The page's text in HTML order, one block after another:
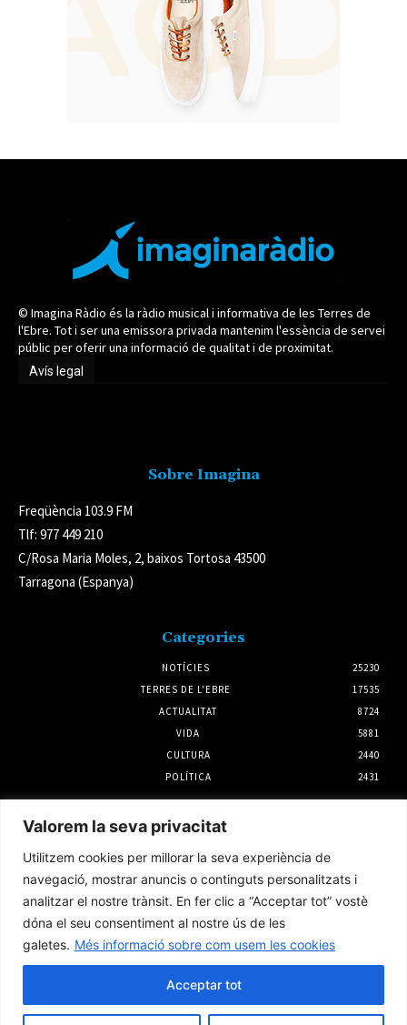
Valorem la seva privacitat
Utilitzem cookies per millorar la seva experiència de
navegació, mostrar anuncis o continguts personalitzats i
analitzar el nostre trànsit. En fer clic a “Acceptar tot” vostè
dóna el seu consentiment al nostre ús de les
galetes. Més informació sobre com usem les cookies
Acceptar tot
© Imagina Ràdio és la ràdio musical i informativa de les Terres de
l'Ebre. Tot i ser una emissora privada mantenim l'essència de servei
públic per oferir una informació de qualitat i de proximitat.
Avís legal
Sobre Imagina
Freqüència 103.9 FM
Tlf: 977 449 210
C/Rosa Maria Moles, 2, baixos Tortosa 43500
Tarragona (Espanya)
Categories
NOTÍCIES
25230
TERRES DE L'EBRE
17535
ACTUALITAT
8724
VIDA
5881
CULTURA
2440
POLÍTICA
2431
Quina canya, la canya
3 agost 2026
Joan Josep Omella serà el portador de
l’Estendard Principal a la processó del Dia de
3 agost 2026